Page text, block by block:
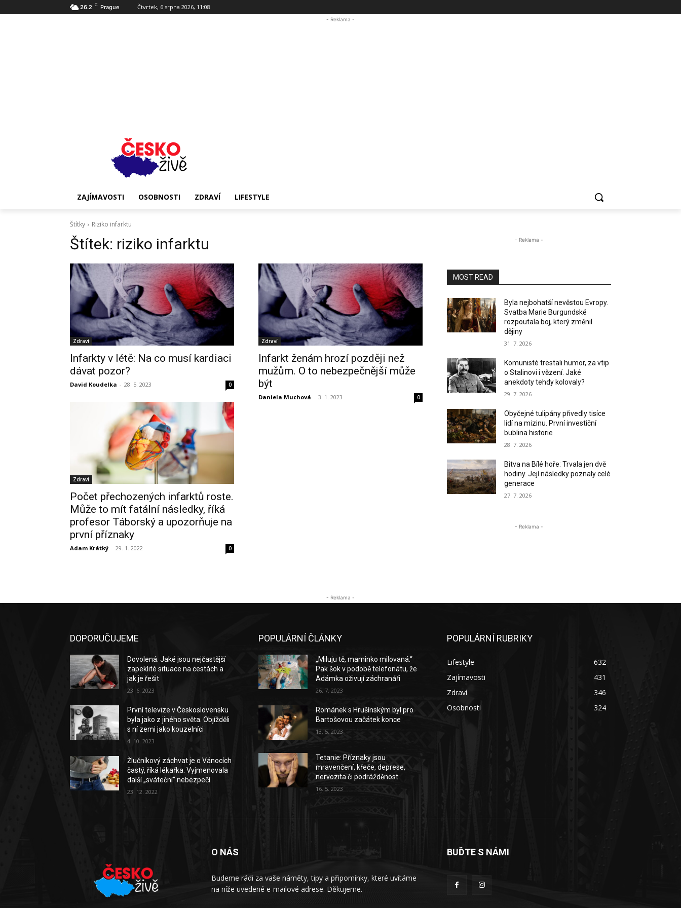
26.2 C Prague Čtvrtek, 6 srpna 2026, 11:08
- Reklama -
ZAJÍMAVOSTI OSOBNOSTI ZDRAVÍ LIFESTYLE
Štítky Riziko infarktu
Štítek: riziko infarktu
Zdraví
Infarkty v létě: Na co musí kardiaci
dávat pozor?
David Koudelka - 28. 5. 2023 0
Zdraví
Infarkt ženám hrozí později než
mužům. O to nebezpečnější může
být
Daniela Muchová - 3. 1. 2023 0
Zdraví
Počet přechozených infarktů roste.
Může to mít fatální následky, říká
profesor Táborský a upozorňuje na
první příznaky
Adam Krátký - 29. 1. 2022 0
- Reklama -
MOST READ
Byla nejbohatší nevěstou Evropy.
Svatba Marie Burgundské
rozpoutala boj, který změnil
dějiny
31. 7. 2026
Komunisté trestali humor, za vtip
o Stalinovi i vězení. Jaké
anekdoty tehdy kolovaly?
29. 7. 2026
Obyčejné tulipány přivedly tisíce
lidí na mizinu. První investiční
bublina historie
28. 7. 2026
Bitva na Bílé hoře: Trvala jen dvě
hodiny. Její následky poznaly celé
generace
27. 7. 2026
- Reklama -
- Reklama -
DOPORUČUJEME
Dovolená: Jaké jsou nejčastější
zapeklité situace na cestách a
jak je řešit
23. 6. 2023
První televize v Československu
byla jako z jiného světa. Objížděli
s ní zemi jako kouzelníci
4. 10. 2023
Žlučníkový záchvat je o Vánocích
častý, říká lékařka. Vyjmenovala
další „sváteční“ nebezpečí
23. 12. 2022
POPULÁRNÍ ČLÁNKY
„Miluju tě, maminko milovaná.“
Pak šok v podobě telefonátu, že
Adámka oživují záchranáři
26. 7. 2023
Románek s Hrušínským byl pro
Bartošovou začátek konce
13. 5. 2023
Tetanie: Příznaky jsou
mravenčení, křeče, deprese,
nervozita či podrážděnost
16. 5. 2023
POPULÁRNÍ RUBRIKY
Lifestyle
632
Zajímavosti
431
Zdraví
346
Osobnosti
324
O NÁS
Budeme rádi za vaše náměty, tipy a připomínky, které uvítáme
na níže uvedené e-mailové adrese. Děkujeme.
BUĎTE S NÁMI